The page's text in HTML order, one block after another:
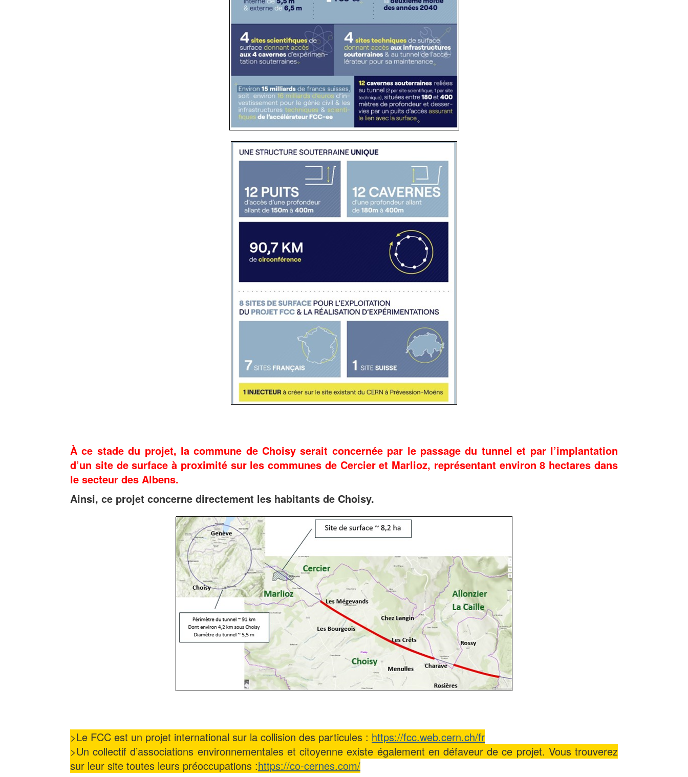
À ce stade du projet, la commune de Choisy serait concernée par le passage du tunnel et par l’implantation
d’un site de surface à proximité sur les communes de Cercier et Marlioz, représentant environ 8 hectares dans
le secteur des Albens.
Ainsi, ce projet concerne directement les habitants de Choisy.
>Le FCC est un projet international sur la collision des particules : https://fcc.web.cern.ch/fr
>Un collectif d’associations environnementales et citoyenne existe également en défaveur de ce projet. Vous trouverez
sur leur site toutes leurs préoccupations :https://co-cernes.com/